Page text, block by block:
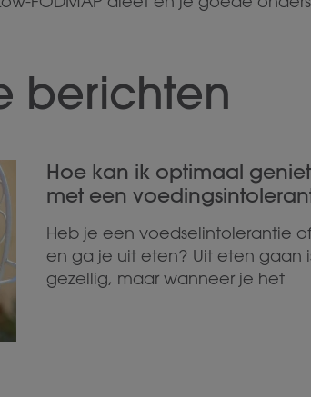
berichten
Hoe kan ik optimaal
met een
Heb je een voedselintolerantie of
en ga je uit eten? Uit eten gaan
gezellig, maar wanneer je het